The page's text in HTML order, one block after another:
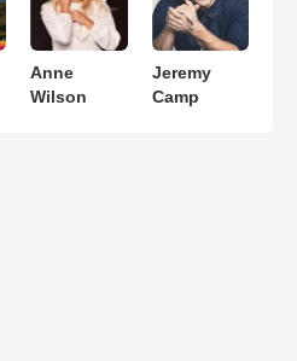
Anne
Wilson
Jeremy
Camp